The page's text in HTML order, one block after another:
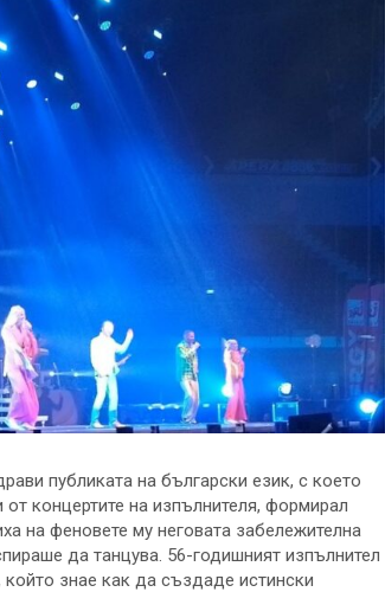
публиката на български език, с което
концертите на изпълнителя, формирал
на феновете му неговата забележителна
да танцува. 56-годишният изпълнител
знае как да създаде истински